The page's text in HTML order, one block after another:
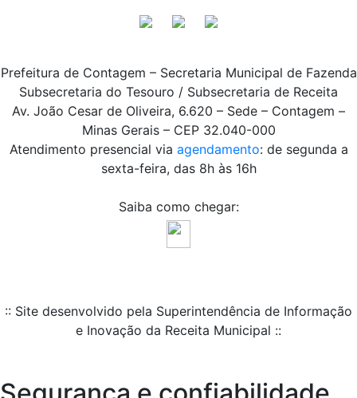
Prefeitura de Contagem – Secretaria Municipal de Fazenda
Subsecretaria do Tesouro / Subsecretaria de Receita
Av. João Cesar de Oliveira, 6.620 – Sede – Contagem –
Minas Gerais – CEP 32.040-000
Atendimento presencial via agendamento: de segunda a
sexta-feira, das 8h às 16h
Saiba como chegar:
:: Site desenvolvido pela Superintendência de Informação
e Inovação da Receita Municipal ::